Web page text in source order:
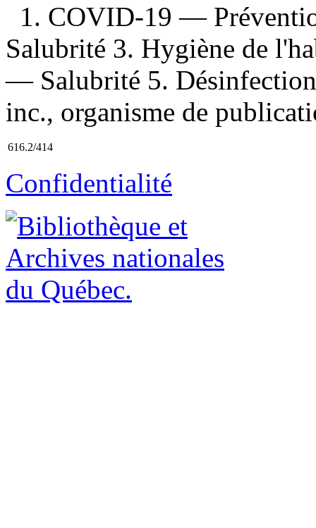
1. COVID-19 —
Salubrité 3. Hygiène de
— Salubrité 5.
inc., organisme de
616.2/414
Confidentialité